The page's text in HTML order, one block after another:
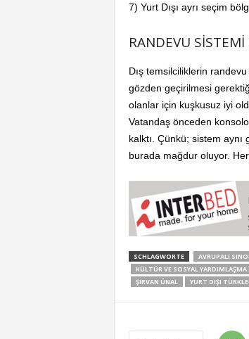
7) Yurt Dışı ayrı seçim
RANDEVU
Dış temsilciliklerin randevu
gözden geçirilmesi
olanlar için kuşkusuz iyi
Vatandaş önceden
kalktı. Çünkü; sistem aynı
burada mağdur oluyor.
SCHLAGWORTE AVRUPALI
KÜLTÜR VE SOSYAL YARDIMLAŞMA
ŞIRVAN ÜNAL
YURT DIŞI